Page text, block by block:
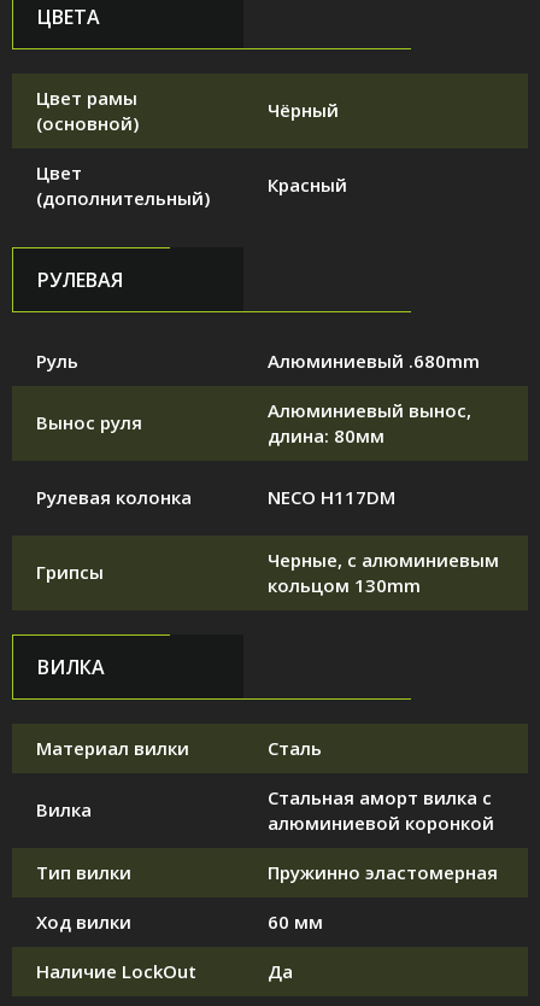
ЦВЕТА
Цвет рамы
(основной)
Чёрный
Цвет
(дополнительный)
Красный
РУЛЕВАЯ
Руль Алюминиевый .680mm
Вынос руля
Алюминиевый вынос,
длина: 80мм
Рулевая колонка NECO H117DM
Грипсы
Черные, с алюминиевым
кольцом 130mm
ВИЛКА
Материал вилки Сталь
Вилка
Стальная аморт вилка с
алюминиевой коронкой
Тип вилки Пружинно эластомерная
Ход вилки 60 мм
Наличие LockOut Да